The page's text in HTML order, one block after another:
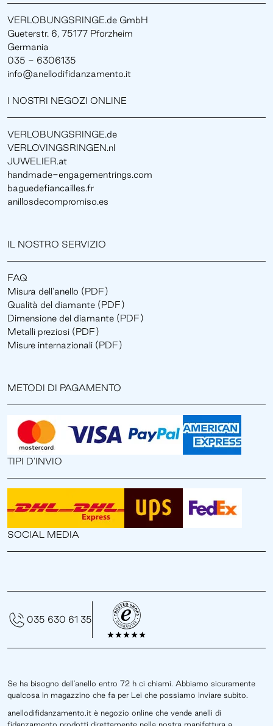
VERLOBUNGSRINGE.de GmbH
Gueterstr. 6, 75177 Pforzheim
Germania
035 - 6306135
info@anellodifidanzamento.it
I NOSTRI NEGOZI ONLINE
VERLOBUNGSRINGE.de
VERLOVINGSRINGEN.nl
JUWELIER.at
handmade-engagementrings.com
baguedefiancailles.fr
anillosdecompromiso.es
IL NOSTRO SERVIZIO
FAQ
Misura dell'anello (PDF)
Qualità del diamante (PDF)
Dimensione del diamante (PDF)
Metalli preziosi (PDF)
Misure internazionali (PDF)
METODI DI PAGAMENTO
TIPI D'INVIO
SOCIAL MEDIA
Se ha bisogno dell'anello entro 72 h ci chiami. Abbiamo sicuramente
qualcosa in magazzino che fa per Lei che possiamo inviare subito.
anellodifidanzamento.it è negozio online che vende anelli di
035 630 61 35